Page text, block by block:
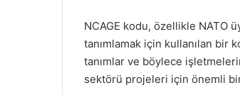
NCAGE kodu, özellikle NATO
tanımlamak için kullanılan bir
tanımlar ve böylece
sektörü projeleri için önemli